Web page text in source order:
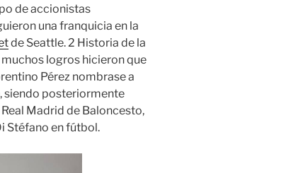
de accionistas
una franquicia en la
de Seattle. 2 Historia de la
logros hicieron que
Pérez nombrase a
siendo posteriormente
Madrid de Baloncesto,
Stéfano en fútbol.